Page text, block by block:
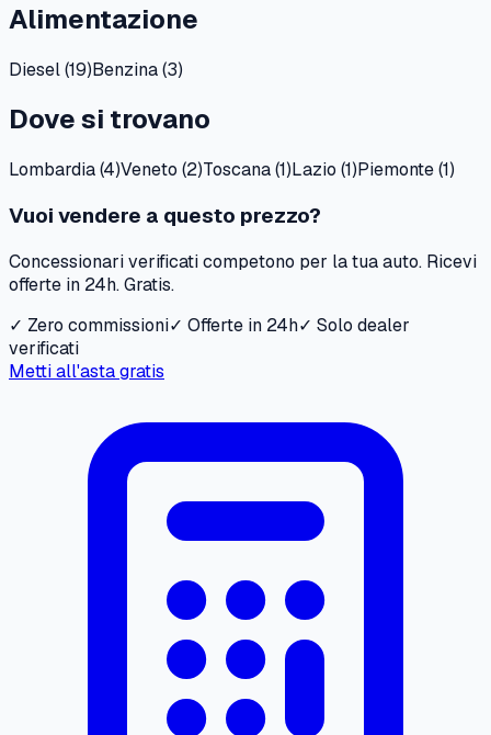
Alimentazione
Diesel(19)Benzina(3)
Dove si trovano
Lombardia(4)Veneto (2)Toscana(1)Lazio (1)Piemonte(1)
Vuoi vendere a questo prezzo?
Concessionari verificati competono per la tua auto. Ricevi
offerte in 24h. Gratis.
✓ Zero commissioni✓ Offerte in 24h✓ Solo dealer
verificati
Metti all'asta gratis